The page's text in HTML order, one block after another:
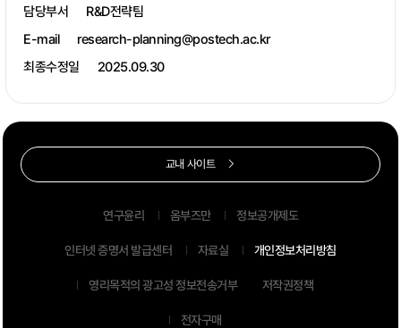
담당부서
R&D전략팀
E-mail
research-planning@postech.ac.kr
최종수정일
2025.09.30
연구윤리 옴부즈만 정보공개제도
인터넷 증명서 발급센터 자료실 개인정보처리방침
영리목적의 광고성 정보전송거부 저작권정책
전자구매
교내 사이트